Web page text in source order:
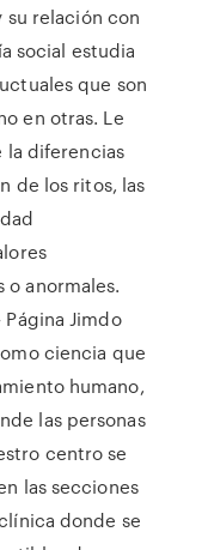
su relación con
social estudia
que son
en otras. Le
la diferencias
de los ritos, las
anormales.
Página Jimdo
ciencia que
humano,
las personas
centro se
las secciones
donde se